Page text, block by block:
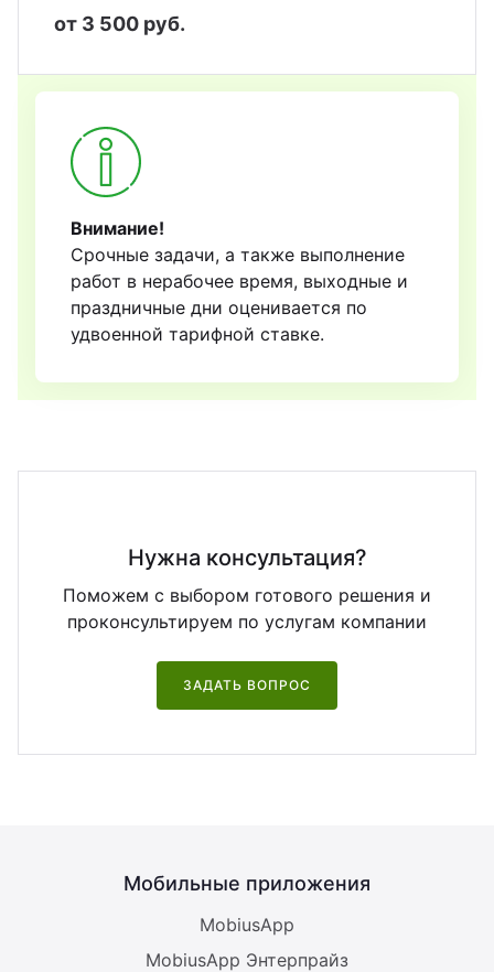
от 3 500 руб.
Внимание!
Срочные задачи, а также выполнение
работ в нерабочее время, выходные и
праздничные дни оценивается по
удвоенной тарифной ставке.
Нужна консультация?
Поможем с выбором готового решения и
проконсультируем по услугам компании
ЗАДАТЬ ВОПРОС
Мобильные приложения
MobiusApp
MobiusApp Энтерпрайз